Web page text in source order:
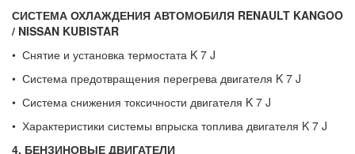
СИСТЕМА ОХЛАЖДЕНИЯ АВТОМОБИЛЯ RENAULT KANGOO
/ NISSAN KUBISTAR
• Снятие и установка термостата K 7 J
• Система предотвращения перегрева двигателя K 7 J
• Система снижения токсичности двигателя K 7 J
• Характеристики системы впрыска топлива двигателя K 7 J
4. БЕНЗИНОВЫЕ ДВИГАТЕЛИ